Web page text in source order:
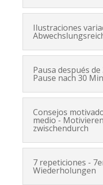
Ilustraciones
Pausa después
Pause nach 30
Consejos
medio -
zwischendurch
7 repeticiones -
Wiederholungen